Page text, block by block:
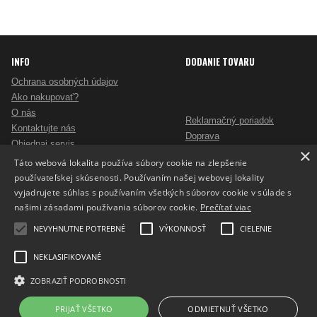
INFO DODANIE TOVARU
Ochrana osobných údajov
Ako nakupovať?
O nás
Kontaktujte nás
Objednaj servis
Pošlite mi ponuku
Ako vybrať skartovač?
Nezáväzný dopyt na reklamné predmety
Potlač reklamných predmetov
Cookies
Reklamačný poriadok
Doprava
Alternatívne riešenie sporov
Odstúpenie od zmluvy
Copyright 2017 - 2026 © ProfiKancelaria.sk
×
Táto webová lokalita používa súbory cookie na zlepšenie
používateľskej skúsenosti. Používaním našej webovej lokality
vyjadrujete súhlas s používaním všetkých súborov cookie v súlade s
našimi zásadami používania súborov cookie. Prečítať viac
NEVYHNUTNE POTREBNÉ VÝKONNOSŤ CIELENIE
NEKLASIFIKOVANÉ
ZOBRAZIŤ PODROBNOSTI
PRIJAŤ VŠETKO ODMIETNUŤ VŠETKO